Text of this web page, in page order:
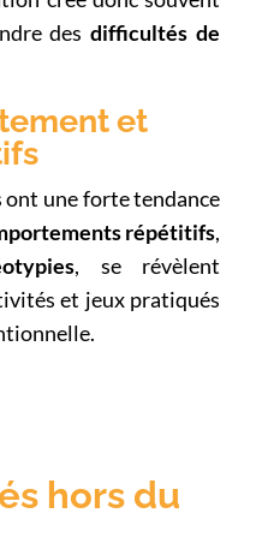
des difficultés de
et
ont une forte tendance
répétitifs,
, se révèlent
et jeux pratiqués
hors du